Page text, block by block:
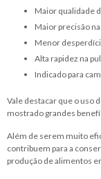
Maior qualidade
Maior precisão
Menor
Alta rapidez na
Indicado para
Vale destacar que o uso
mostrado grandes
Além de serem muito
contribuem para a
produção de alimentos